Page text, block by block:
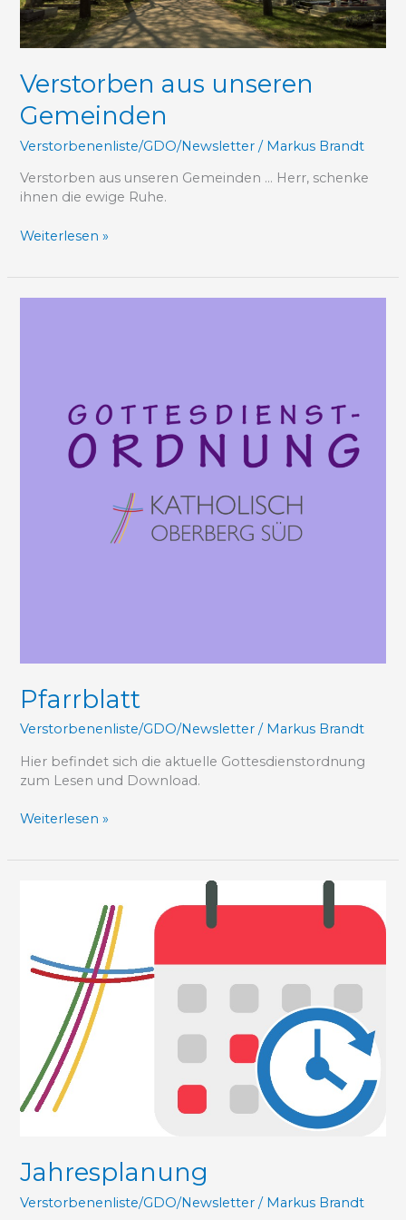
Verstorben aus unseren
Gemeinden
Verstorbenenliste/GDO/Newsletter / Markus Brandt
Verstorben aus unseren Gemeinden … Herr, schenke
ihnen die ewige Ruhe.
Weiterlesen »
Pfarrblatt
Verstorbenenliste/GDO/Newsletter / Markus Brandt
Hier befindet sich die aktuelle Gottesdienstordnung
zum Lesen und Download.
Weiterlesen »
Jahresplanung
Verstorbenenliste/GDO/Newsletter / Markus Brandt